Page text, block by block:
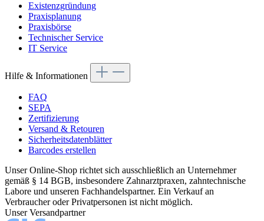
Existenzgründung
Praxisplanung
Praxisbörse
Technischer Service
IT Service
Hilfe & Informationen
FAQ
SEPA
Zertifizierung
Versand & Retouren
Sicherheitsdatenblätter
Barcodes erstellen
Unser Online-Shop richtet sich ausschließlich an Unternehmer
gemäß § 14 BGB, insbesondere Zahnarztpraxen, zahntechnische
Labore und unseren Fachhandelspartner. Ein Verkauf an
Verbraucher oder Privatpersonen ist nicht möglich.
Unser Versandpartner